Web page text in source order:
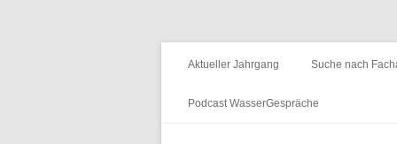
HyWa
Aktueller Jahrgang Suche nach
Podcast WasserGespräche